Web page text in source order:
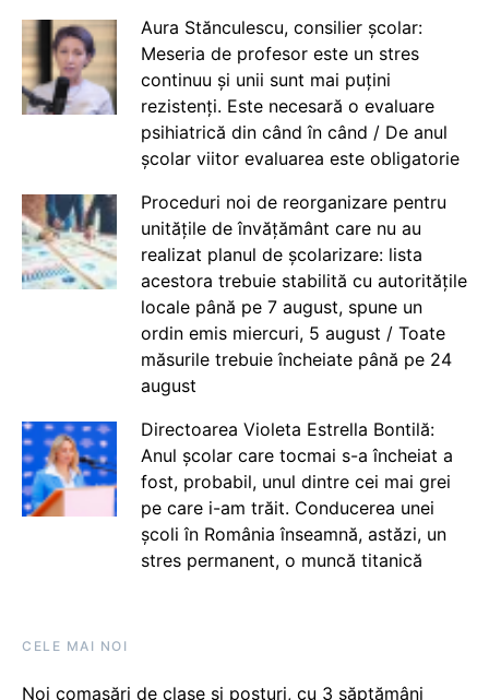
Aura Stănculescu, consilier școlar:
Meseria de profesor este un stres
continuu și unii sunt mai puțini
rezistenți. Este necesară o evaluare
psihiatrică din când în când / De anul
școlar viitor evaluarea este obligatorie
Proceduri noi de reorganizare pentru
unitățile de învățământ care nu au
realizat planul de școlarizare: lista
acestora trebuie stabilită cu autoritățile
locale până pe 7 august, spune un
ordin emis miercuri, 5 august / Toate
măsurile trebuie încheiate până pe 24
august
Directoarea Violeta Estrella Bontilă:
Anul școlar care tocmai s-a încheiat a
fost, probabil, unul dintre cei mai grei
pe care i-am trăit. Conducerea unei
școli în România înseamnă, astăzi, un
stres permanent, o muncă titanică
CELE MAI NOI
Noi comasări de clase și posturi, cu 3 săptămâni